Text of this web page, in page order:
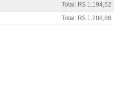
Total: R$ 1.194,52
Total: R$ 1.208,88